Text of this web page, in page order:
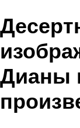
Дианы